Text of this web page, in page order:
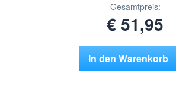
Gesamtpreis:
€ 51,95
In den Warenkorb